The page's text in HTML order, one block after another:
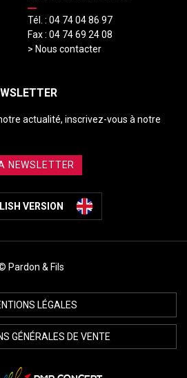
Tél. : 04 74 04 86 97
Fax : 04 74 69 24 08
> Nous contacter
actualité, inscrivez-vous à notre
NEWSLETTER
VERSION
Pardon & Fils
LÉGALES
GÉNÉRALES DE VENTE
PMP CONCEPT